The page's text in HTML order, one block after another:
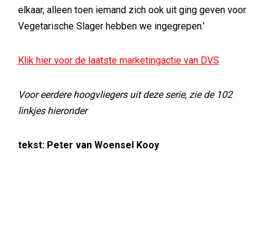
elkaar, alleen toen iemand zich ook uit ging geven voor
Vegetarische Slager hebben we ingegrepen.’
Klik hier voor de laatste marketingactie van DVS
Voor eerdere hoogvliegers uit deze serie, zie de 102
linkjes hieronder
tekst: Peter van Woensel Kooy